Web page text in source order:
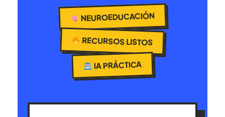
NEUROEDUCACIÓN
RECURSOS LISTOS
IA PRÁCTICA